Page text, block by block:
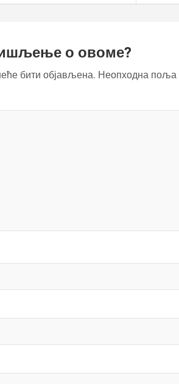
о овоме?
бити објављена. Неопходна поља